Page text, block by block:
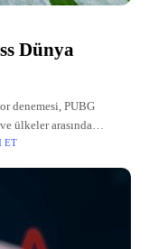
Dünya
denemesi, PUBG
ülkeler arasında
ET